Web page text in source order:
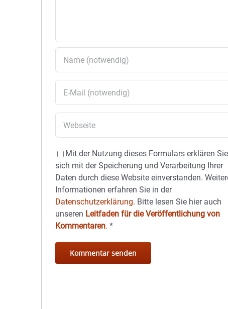
Mit der Nutzung dieses Formulars erklären Sie
sich mit der Speicherung und Verarbeitung Ihrer
Daten durch diese Website einverstanden.
Informationen erfahren Sie in der
Datenschutzerklärung. Bitte lesen Sie hier auch
unseren Leitfaden für die Veröffentlichung von
Kommentaren.*